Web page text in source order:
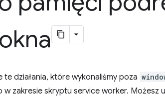
działania, które wykonaliśmy poza
zakresie skryptu service worker. Możesz